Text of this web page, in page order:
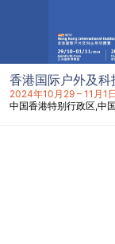
香港国际户外及科
2024年10月29 – 11月1日
中国香港特别行政区 中国